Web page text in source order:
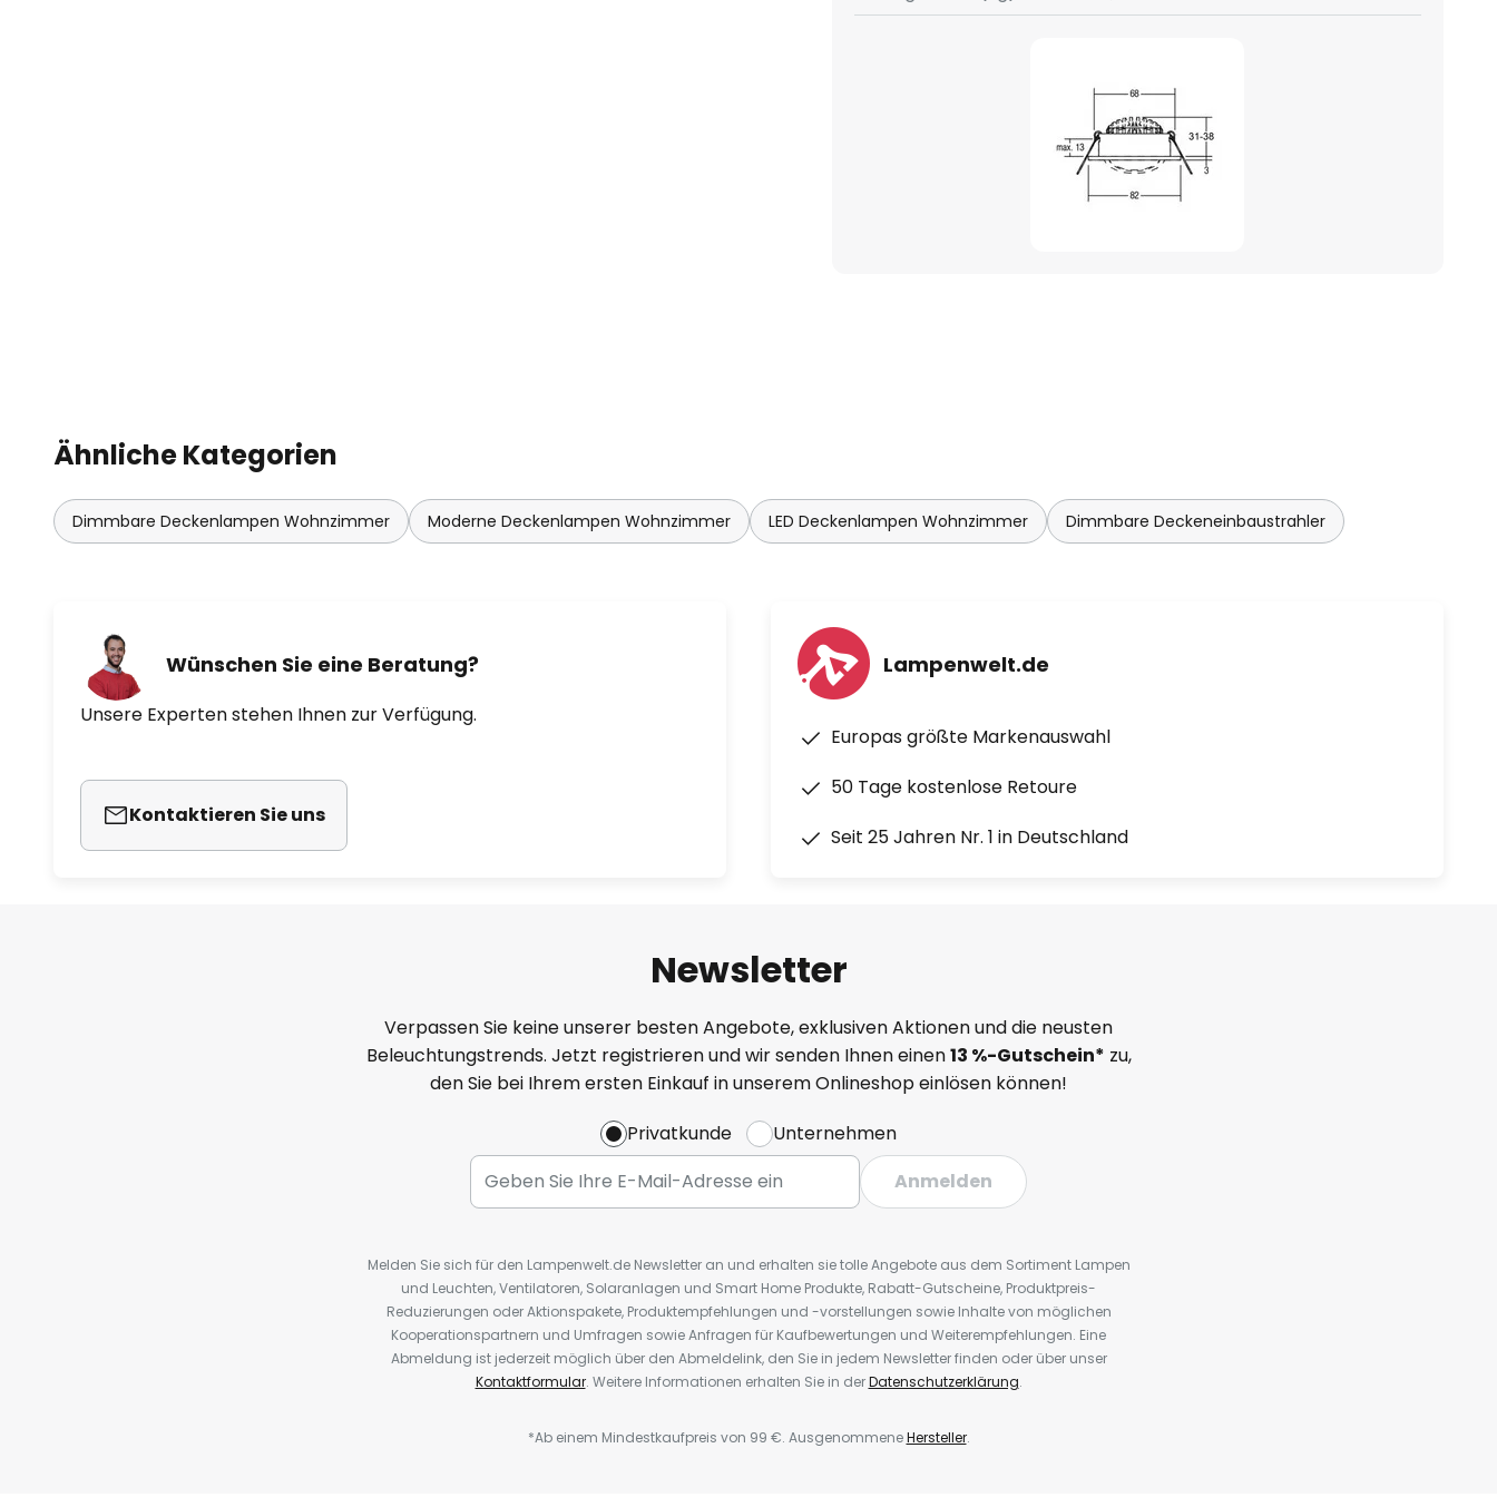
Ähnliche Kategorien
Dimmbare Deckenlampen Wohnzimmer Moderne Deckenlampen Wohnzimmer LED Deckenlampen Wohnzimmer Dimmbare Deckeneinbaustrahler
Wünschen Sie eine Beratung?
Unsere Experten stehen Ihnen zur Verfügung.
Kontaktieren Sie uns
Lampenwelt.de
Europas größte Markenauswahl
50 Tage kostenlose Retoure
Seit 25 Jahren Nr. 1 in Deutschland
Newsletter
Verpassen Sie keine unserer besten Angebote, exklusiven Aktionen und die neusten
Beleuchtungstrends. Jetzt registrieren und wir senden Ihnen einen13 %-Gutschein* zu,
den Sie bei Ihrem ersten Einkauf in unserem Onlineshop einlösen können!
Privatkunde
Unternehmen
Anmelden
Melden Sie sich für den Lampenwelt.de Newsletter an und erhalten sie tolle Angebote aus dem Sortiment Lampen
und Leuchten, Ventilatoren, Solaranlagen und Smart Home Produkte, Rabatt-Gutscheine, Produktpreis-
Reduzierungen oder Aktionspakete, Produktempfehlungen und -vorstellungen sowie Inhalte von möglichen
Kooperationspartnern und Umfragen sowie Anfragen für Kaufbewertungen und Weiterempfehlungen. Eine
Abmeldung ist jederzeit möglich über den Abmeldelink, den Sie in jedem Newsletter finden oder über unser
Kontaktformular. Weitere Informationen erhalten Sie in derDatenschutzerklärung.
*Ab einem Mindestkaufpreis von 99 €. AusgenommeneHersteller.